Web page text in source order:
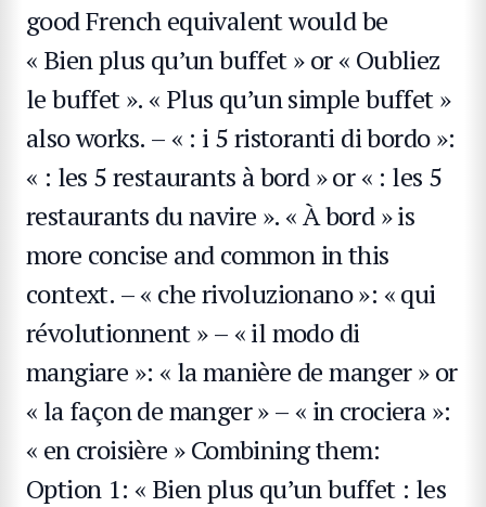
good French equivalent would be
« Bien plus qu’un buffet » or « Oubliez
le buffet ». « Plus qu’un simple buffet »
also works. – « : i 5 ristoranti di bordo »:
« : les 5 restaurants à bord » or « : les 5
restaurants du navire ». « À bord » is
more concise and common in this
context. – « che rivoluzionano »: « qui
révolutionnent » – « il modo di
mangiare »: « la manière de manger » or
« la façon de manger » – « in crociera »:
« en croisière » Combining them:
Option 1: « Bien plus qu’un buffet : les